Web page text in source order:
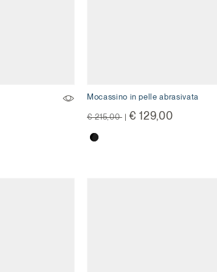
Mocassino in pelle abrasivata
Price reduced from
€ 215,00 to| € 129,00